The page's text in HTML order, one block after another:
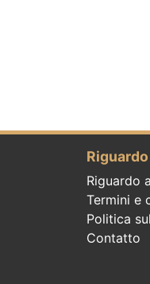
Riguardo
Termini e
Politica
Contatto